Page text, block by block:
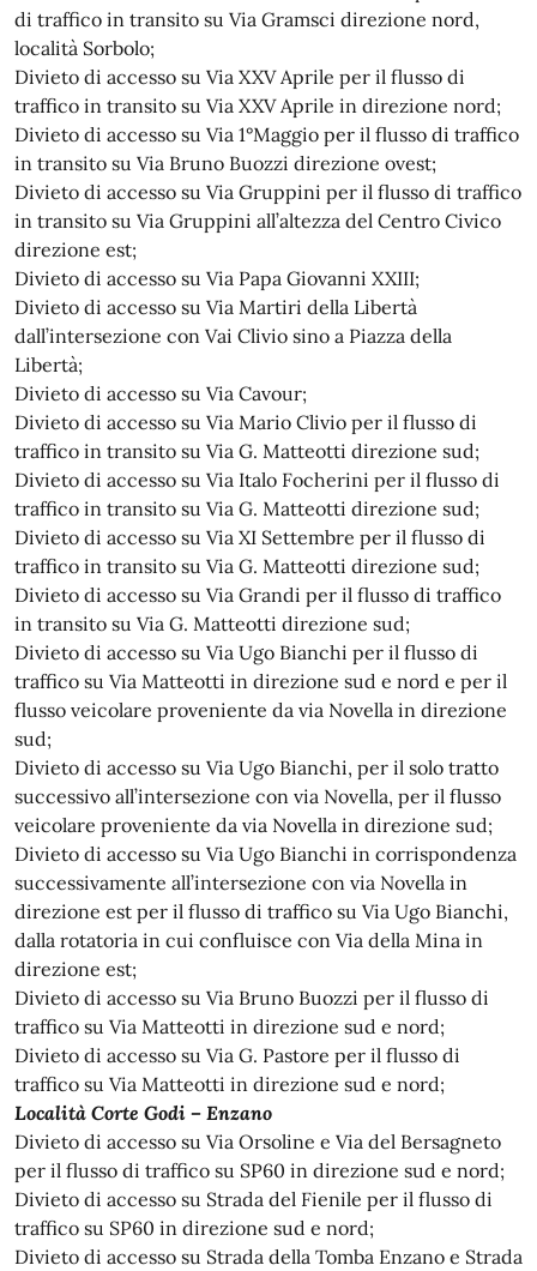
di traffico in transito su Via Gramsci direzione nord,
località Sorbolo;
Divieto di accesso su Via XXV Aprile per il flusso di
traffico in transito su Via XXV Aprile in direzione nord;
Divieto di accesso su Via 1°Maggio per il flusso di traffico
in transito su Via Bruno Buozzi direzione ovest;
Divieto di accesso su Via Gruppini per il flusso di traffico
in transito su Via Gruppini all’altezza del Centro Civico
direzione est;
Divieto di accesso su Via Papa Giovanni XXIII;
Divieto di accesso su Via Martiri della Libertà
dall’intersezione con Vai Clivio sino a Piazza della
Libertà;
Divieto di accesso su Via Cavour;
Divieto di accesso su Via Mario Clivio per il flusso di
traffico in transito su Via G. Matteotti direzione sud;
Divieto di accesso su Via Italo Focherini per il flusso di
traffico in transito su Via G. Matteotti direzione sud;
Divieto di accesso su Via XI Settembre per il flusso di
traffico in transito su Via G. Matteotti direzione sud;
Divieto di accesso su Via Grandi per il flusso di traffico
in transito su Via G. Matteotti direzione sud;
Divieto di accesso su Via Ugo Bianchi per il flusso di
traffico su Via Matteotti in direzione sud e nord e per il
flusso veicolare proveniente da via Novella in direzione
sud;
Divieto di accesso su Via Ugo Bianchi, per il solo tratto
successivo all’intersezione con via Novella, per il flusso
veicolare proveniente da via Novella in direzione sud;
Divieto di accesso su Via Ugo Bianchi in corrispondenza
successivamente all’intersezione con via Novella in
direzione est per il flusso di traffico su Via Ugo Bianchi,
dalla rotatoria in cui confluisce con Via della Mina in
direzione est;
Divieto di accesso su Via Bruno Buozzi per il flusso di
traffico su Via Matteotti in direzione sud e nord;
Divieto di accesso su Via G. Pastore per il flusso di
traffico su Via Matteotti in direzione sud e nord;
Località Corte Godi – Enzano
Divieto di accesso su Via Orsoline e Via del Bersagneto
per il flusso di traffico su SP60 in direzione sud e nord;
Divieto di accesso su Strada del Fienile per il flusso di
traffico su SP60 in direzione sud e nord;
Divieto di accesso su Strada della Tomba Enzano e Strada